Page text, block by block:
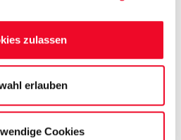
zulassen
erlauben
Cookies
BBH
0 €
Wernigerode – Wernigerode Halberstädter Str. BHS Sportforum 0 €
wir Ihnen gern eine Karte zeigen.
das Darstellen zusätzliche